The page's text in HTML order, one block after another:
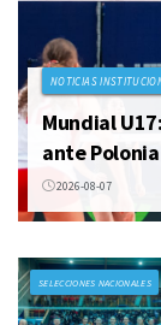
NOTICIAS
Mundial
ante Polonia
2026-08-07
SELECCIONES NACIONALES